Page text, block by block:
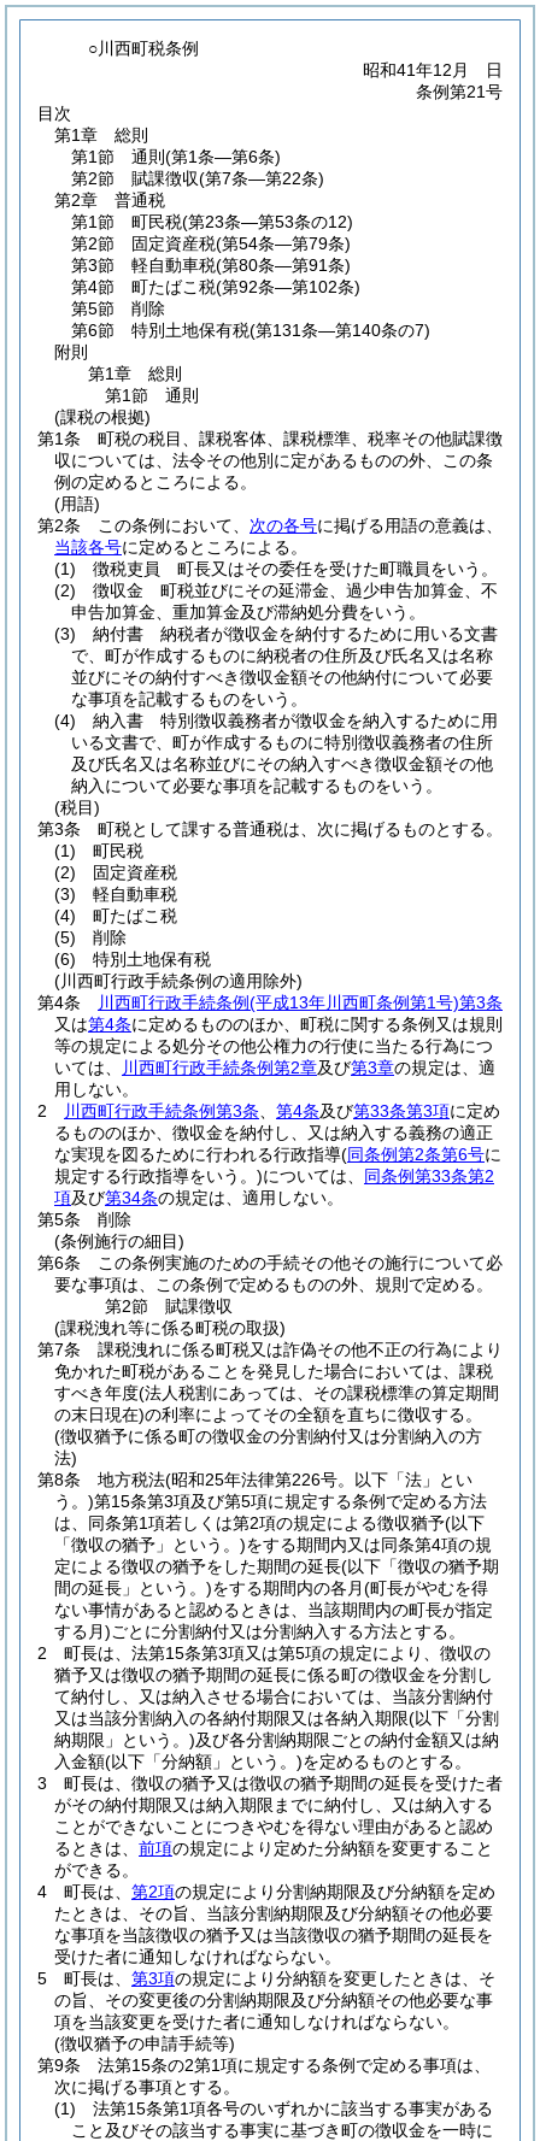
○川西町税条例
昭和41年12月 日
条例第21号
目次
第1章
総則
第1節
通則 (第1条―第6条)
第2節
賦課徴収(第7条―第22条)
第2章
普通税
第1節
町民税(第23条―第53条の12)
第2節
固定資産税(第54条―第79条)
第3節
軽自動車税(第80条―第91条)
第4節
町たばこ税(第92条―第102条)
第5節
削除
第6節
特別土地保有税(第131条―第140条の7)
附則
第1章
総則
第1節
通則
(課税の根拠)
第1条
町税の税目、課税客体、課税標準、税率その他賦課徴
収については、法令その他別に定があるものの外、この条
例の定めるところによる。
(用語)
第2条
この条例において、 次の各号に掲げる用語の意義は、
当該各号に定めるところによる。
(1)
徴税吏員 町長又はその委任を受けた町職員をいう。
(2)
徴収金 町税並びにその延滞金、過少申告加算金、不
申告加算金、重加算金及び滞納処分費をいう。
(3)
納付書 納税者が徴収金を納付するために用いる文書
で、町が作成するものに納税者の住所及び氏名又は名称
並びにその納付すべき徴収金額その他納付について必要
な事項を記載するものをいう。
(4)
納入書 特別徴収義務者が徴収金を納入するために用
いる文書で、町が作成するものに特別徴収義務者の住所
及び氏名又は名称並びにその納入すべき徴収金額その他
納入について必要な事項を記載するものをいう。
(税目)
第3条
町税として課する普通税は、次に掲げるものとする。
(1)
町民税
(2)
固定資産税
(3)
軽自動車税
(4)
町たばこ税
(5)
削除
(6)
特別土地保有税
(川西町行政手続条例の適用除外)
第4条
川西町行政手続条例(平成13年川西町条例第1号)第3条
又は第4条に定めるもののほか、町税に関する条例又は規則
等の規定による処分その他公権力の行使に当たる行為につ
いては、
川西町行政手続条例第2章及び第3章の規定は、適
用しない。
2
川西町行政手続条例第3条 第4条及び第33条第3項に定め
るもののほか、徴収金を納付し、又は納入する義務の適正
な実現を図るために行われる行政指導(同条例第2条第6号に
規定する行政指導をいう。)については、 同条例第33条第2
項及び第34条の規定は、適用しない。
第5条
削除
(条例施行の細目)
第6条
この条例実施のための手続その他その施行について必
要な事項は、この条例で定めるものの外、規則で定める。
第2節
賦課徴収
(課税洩れ等に係る町税の取扱)
第7条
課税洩れに係る町税又は詐偽その他不正の行為により
免かれた町税があることを発見した場合においては、課税
すべき年度(法人税割にあっては、その課税標準の算定期間
の末日現在)の利率によってその全額を直ちに徴収する。
(徴収猶予に係る町の徴収金の分割納付又は分割納入の方
法)
第8条
地方税法(昭和25年法律第226号。以下「法」とい
う。)第15条第3項及び第5項に規定する条例で定める方法
は、同条第1項若しくは第2項の規定による徴収猶予(以下
「徴収の猶予」という。)をする期間内又は同条第4項の規
定による徴収の猶予をした期間の延長(以下「徴収の猶予期
間の延長」という。)をする期間内の各月(町長がやむを得
ない事情があると認めるときは、当該期間内の町長が指定
する月)ごとに分割納付又は分割納入する方法とする。
2
町長は、法第15条第3項又は第5項の規定により、徴収の
猶予又は徴収の猶予期間の延長に係る町の徴収金を分割し
て納付し、又は納入させる場合においては、当該分割納付
又は当該分割納入の各納付期限又は各納入期限(以下「分割
納期限」という。)及び各分割納期限ごとの納付金額又は納
入金額(以下「分納額」という。)を定めるものとする。
3
町長は、徴収の猶予又は徴収の猶予期間の延長を受けた者
がその納付期限又は納入期限までに納付し、又は納入する
ことができないことにつきやむを得ない理由があると認め
るときは、 前項の規定により定めた分納額を変更すること
ができる。
4
町長は、 第2項の規定により分割納期限及び分納額を定め
たときは、その旨、当該分割納期限及び分納額その他必要
な事項を当該徴収の猶予又は当該徴収の猶予期間の延長を
受けた者に通知しなければならない。
5
町長は、 第3項の規定により分納額を変更したときは、そ
の旨、その変更後の分割納期限及び分納額その他必要な事
項を当該変更を受けた者に通知しなければならない。
(徴収猶予の申請手続等)
第9条
法第15条の2第1項に規定する条例で定める事項は、
次に掲げる事項とする。
(1)
法第15条第1項各号のいずれかに該当する事実がある
こと及びその該当する事実に基づき町の徴収金を一時に